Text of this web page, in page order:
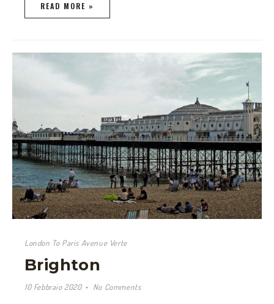
READ MORE »
London To Paris Avenue Verte
Brighton
10 Febbraio 2020 No Comments